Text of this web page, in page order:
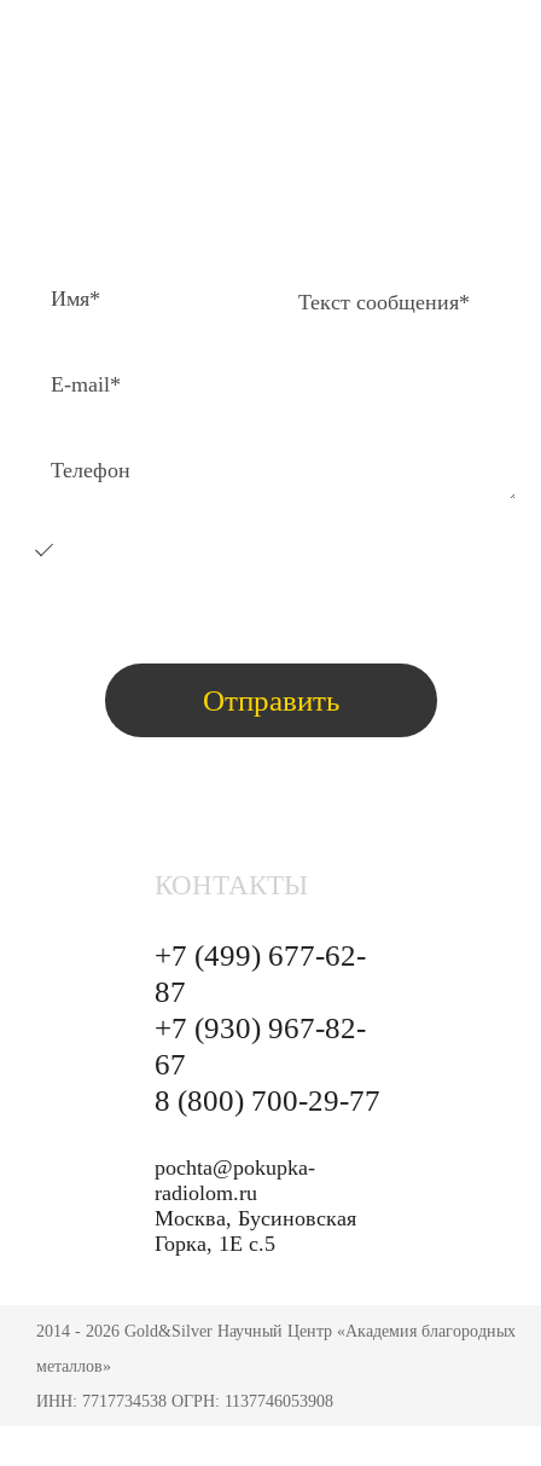
КОНТАКТЫ
+7 (499) 677-62-
87
+7 (930) 967-82-
67
8 (800) 700-29-77
pochta@pokupka-
radiolom.ru
Москва, Бусиновская
Горка, 1Е с.5
2014 - 2026 Gold&Silver Научный Центр «Академия благородных
металлов»
ИНН: 7717734538 ОГРН: 1137746053908